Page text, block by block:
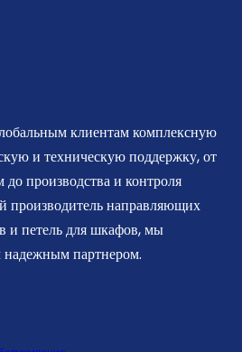
клиентам комплексную
и техническую поддержку, от
производства и контроля
производитель направляющих
петель для шкафов, мы
партнером.